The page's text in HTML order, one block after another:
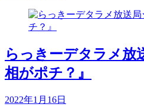
らっきーデタラメ
相がポチ？』
2022年1月16日